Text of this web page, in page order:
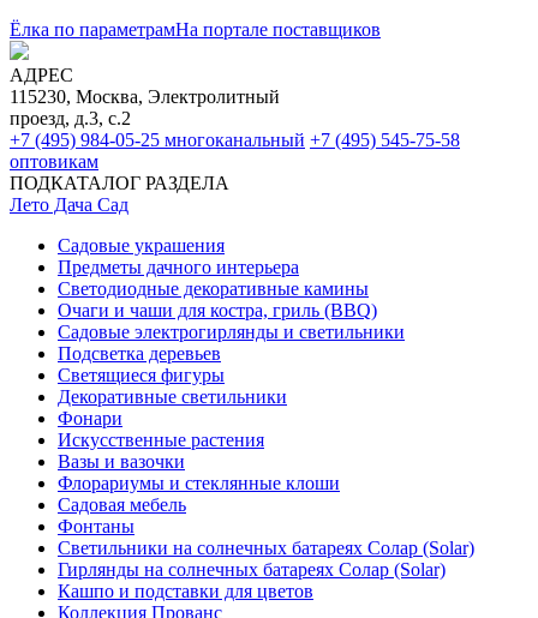
Ёлка по параметрамНа портале поставщиков
АДРЕС
115230, Москва, Электролитный
проезд, д.3, с.2
+7 (495) 984-05-25 многоканальный +7 (495) 545-75-58
оптовикам
ПОДКАТАЛОГ РАЗДЕЛА
Лето Дача Сад
Садовые украшения
Предметы дачного интерьера
Светодиодные декоративные камины
Очаги и чаши для костра, гриль (BBQ)
Садовые электрогирлянды и светильники
Подсветка деревьев
Светящиеся фигуры
Декоративные светильники
Фонари
Искусственные растения
Вазы и вазочки
Флорариумы и стеклянные клоши
Садовая мебель
Фонтаны
Светильники на солнечных батареях Солар (Solar)
Гирлянды на солнечных батареях Солар (Solar)
Кашпо и подставки для цветов
Коллекция Прованс